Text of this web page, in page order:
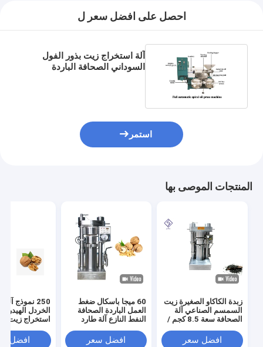
احصل على افضل سعر ل
آلة استخراج زيت بذور الفول
السوداني الصحافة الباردة
استمر
المنتجات الموصى بها
زبدة الكاكاو الصغيرة زيت
السمسم الصناعي آلة
الصحافة سعة 8.5 كجم /
افضل سعر
60 ميجا باسكال ضغط
العمل الباردة الصحافة
النفط النازع آلة طارد
افضل سعر
250 نموذج
الخردل
استخراج زيت
افضل